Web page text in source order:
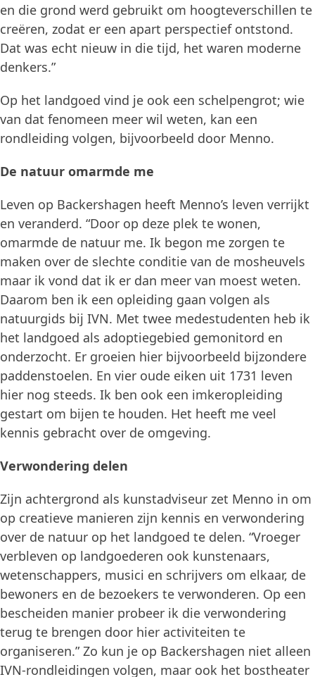
en die grond werd gebruikt om hoogteverschillen te
creëren, zodat er een apart perspectief ontstond.
Dat was echt nieuw in die tijd, het waren moderne
denkers.”
Op het landgoed vind je ook een schelpengrot; wie
van dat fenomeen meer wil weten, kan een
rondleiding volgen, bijvoorbeeld door Menno.
De natuur omarmde me
Leven op Backershagen heeft Menno’s leven verrijkt
en veranderd. “Door op deze plek te wonen,
omarmde de natuur me. Ik begon me zorgen te
maken over de slechte conditie van de mosheuvels
maar ik vond dat ik er dan meer van moest weten.
Daarom ben ik een opleiding gaan volgen als
natuurgids bij IVN. Met twee medestudenten heb ik
het landgoed als adoptiegebied gemonitord en
onderzocht. Er groeien hier bijvoorbeeld bijzondere
paddenstoelen. En vier oude eiken uit 1731 leven
hier nog steeds. Ik ben ook een imkeropleiding
gestart om bijen te houden. Het heeft me veel
kennis gebracht over de omgeving.
Verwondering delen
Zijn achtergrond als kunstadviseur zet Menno in om
op creatieve manieren zijn kennis en verwondering
over de natuur op het landgoed te delen. “Vroeger
verbleven op landgoederen ook kunstenaars,
wetenschappers, musici en schrijvers om elkaar, de
bewoners en de bezoekers te verwonderen. Op een
bescheiden manier probeer ik die verwondering
terug te brengen door hier activiteiten te
organiseren.” Zo kun je op Backershagen niet alleen
IVN-rondleidingen volgen, maar ook het bostheater